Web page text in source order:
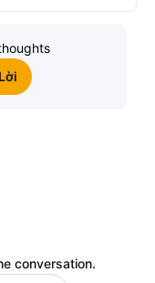
conversation.